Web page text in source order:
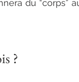
du “corps”
?